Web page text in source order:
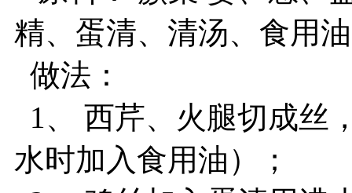
精、蛋清、清汤、食用
做法：
1、 西芹、火腿切成丝
水时加入食用油）；